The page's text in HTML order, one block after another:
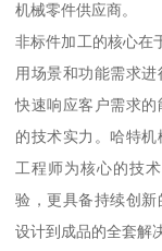
机械零件供应商。
非标件加工的核心在
用场景和功能需求
快速响应客户需求
的技术实力。哈特
工程师为核心的技
验，更具备持续创
设计到成品的全套解